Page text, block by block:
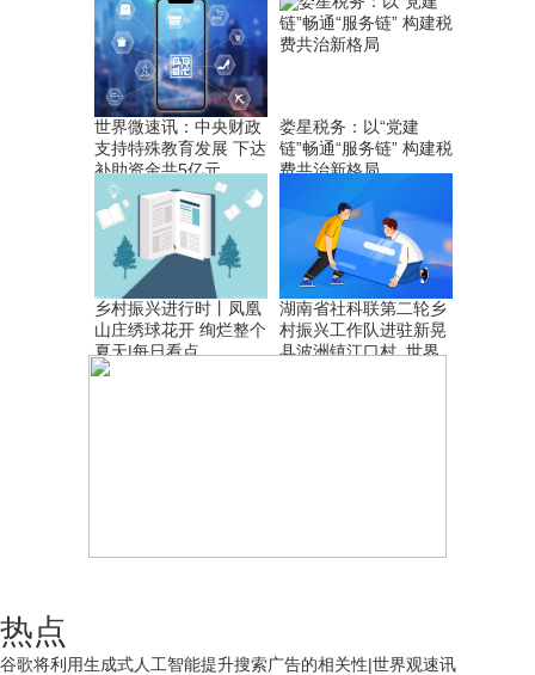
世界微速讯：中央财政
支持特殊教育发展 下达
补助资金共5亿元
娄星税务：以“党建
链”畅通“服务链” 构建税
费共治新格局
乡村振兴进行时丨凤凰
山庄绣球花开 绚烂整个
夏天|每日看点
湖南省社科联第二轮乡
村振兴工作队进驻新晃
县波洲镇江口村_世界
热点
谷歌将利用生成式人工智能提升搜索广告的相关性|世界观速讯